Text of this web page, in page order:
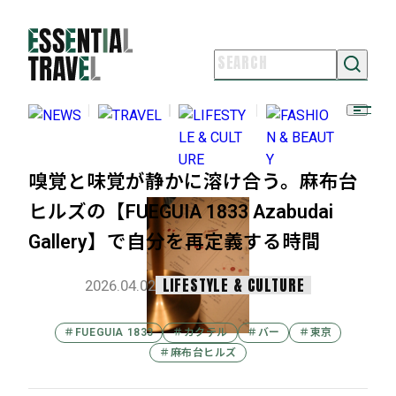
NEWS
TRAVEL
LIFESTYLE & CULTURE
FASHION & BEAUTY
ESSENTIAL TRAVELとは
ライター紹介
よくある質問
お問い合わせ
FOLLOW US
嗅覚と味覚が静かに溶け合う。麻布台
ヒルズの【FUEGUIA 1833 Azabudai
Gallery】で自分を再定義する時間
2026.04.02 LIFESTYLE & CULTURE
＃FUEGUIA 1833 ＃カクテル ＃バー
＃東京
＃麻布台ヒルズ